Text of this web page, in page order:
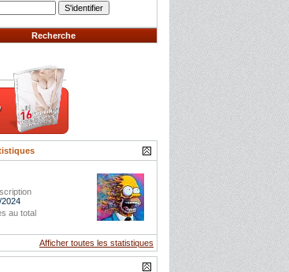
Recherche
2024
au total
Afficher toutes les statistiques